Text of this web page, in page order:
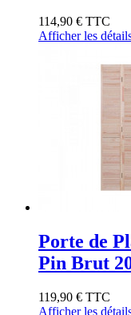
114,90 € TTC
Afficher les
Porte de
Pin Brut
119,90 € TTC
Afficher les